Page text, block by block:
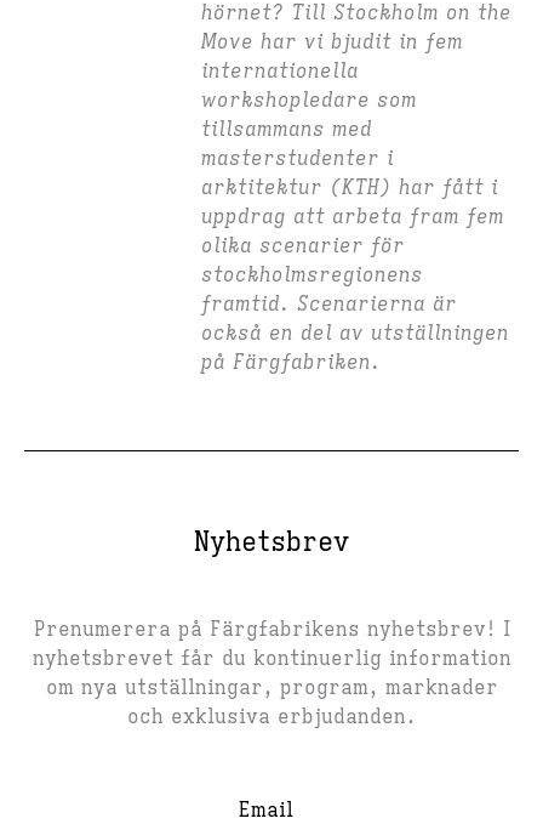
hörnet? Till Stockholm on the
Move har vi bjudit in fem
internationella
workshopledare som
tillsammans med
masterstudenter i
arktitektur (KTH) har fått i
uppdrag att arbeta fram fem
olika scenarier för
stockholmsregionens
framtid. Scenarierna är
också en del av utställningen
på Färgfabriken.
Nyhetsbrev
Prenumerera på Färgfabrikens nyhetsbrev! I
nyhetsbrevet får du kontinuerlig information
om nya utställningar, program, marknader
och exklusiva erbjudanden.
Email